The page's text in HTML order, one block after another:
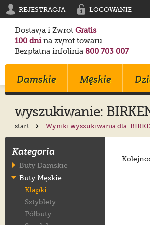
REJESTRACJA LOGOWANIE
Dostawa i Zwrot Gratis
100 dnina zwrot towaru
Bezpłatna infolinia 800 703 007
Damskie
Sandały
Na Obcasie
Trampki
Sportowe
Botki
Półbuty
Męskie
Trampki
Sztyblety
Sportowe
Półbuty
Sandały
Glany
Sportowe
Klapki
Sandałki
Kozaki
Trzewiki
Balerinki
wyszukiwanie:
start Wyniki wyszukiwania dla:
Kategoria
Buty Damskie
Buty Męskie
Klapki
Sztyblety
Półbuty